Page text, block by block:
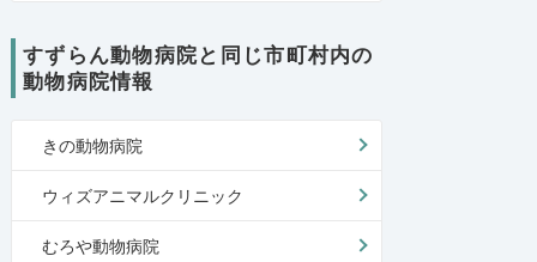
すずらん動物病院と同じ市町村内の
動物病院情報
きの動物病院
ウィズアニマルクリニック
むろや動物病院